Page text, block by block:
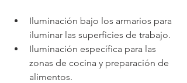
Iluminación bajo los armarios para
iluminar las superficies de trabajo.
Iluminación específica para las
zonas de cocina y preparación de
alimentos.